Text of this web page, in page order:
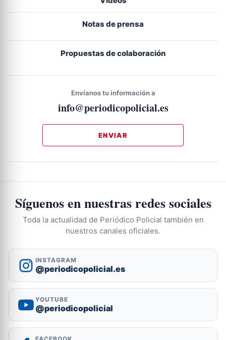
Notas de prensa
Propuestas de colaboración
Envíanos tu información a
info@periodicopolicial.es
ENVIAR
Síguenos en nuestras redes sociales
Toda la actualidad de Periódico Policial también en
nuestros canales oficiales.
INSTAGRAM
@periodicopolicial.es
YOUTUBE
@periodicopolicial